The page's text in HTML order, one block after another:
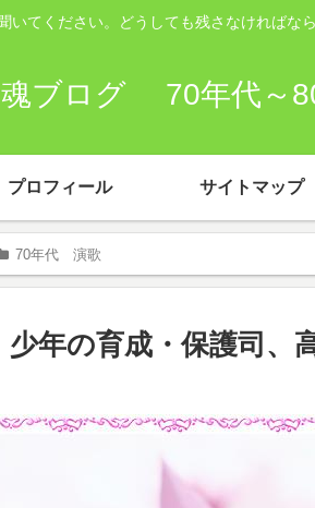
いてください。どうしても残さなければな
ブログ 70年代～
プロフィール サイトマップ
70年代 演歌
年の育成・保護司、